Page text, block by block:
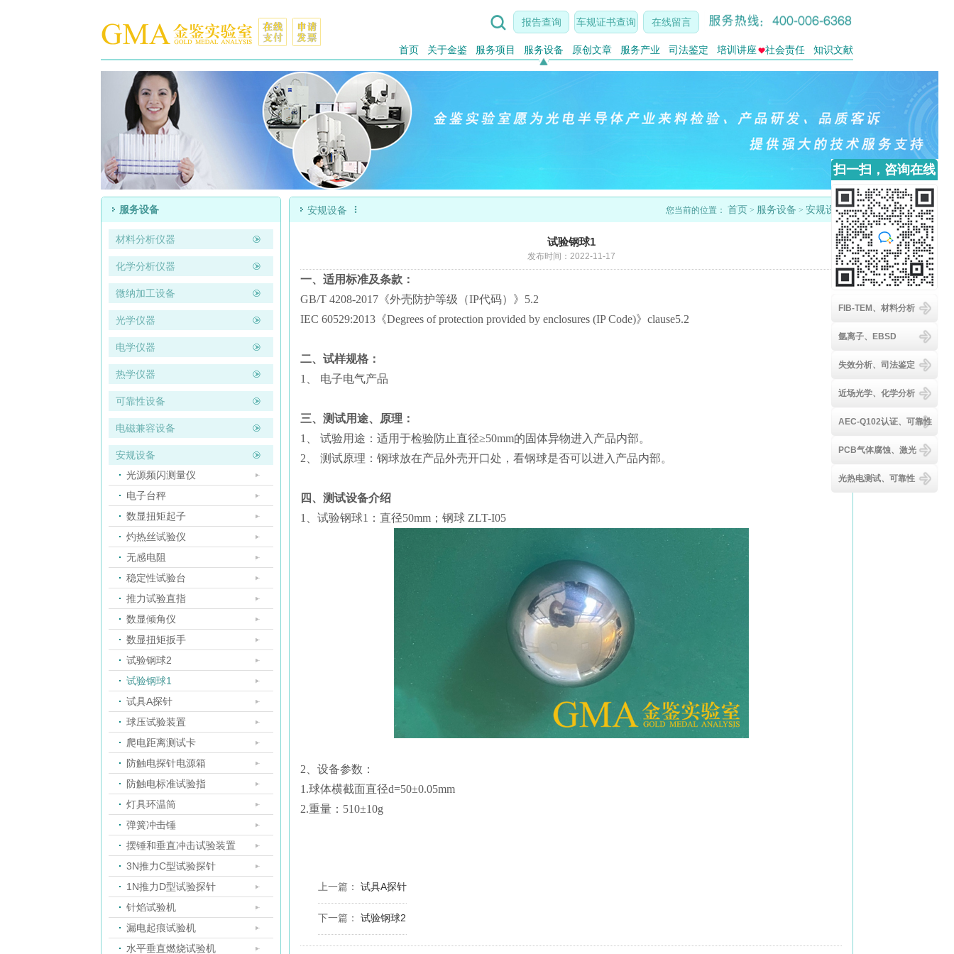
在线留言
车规证书查询
报告查询

首页 关于金鉴 服务项目 服务设备 原创文章 服务产业 司法鉴定 培训讲座 社会责任 知识文献
服务设备
材料分析仪器
化学分析仪器
微纳加工设备
光学仪器
电学仪器
热学仪器
可靠性设备
电磁兼容设备
安规设备
光源频闪测量仪
电子台秤
数显扭矩起子
灼热丝试验仪
无感电阻
稳定性试验台
推力试验直指
数显倾角仪
数显扭矩扳手
试验钢球2
试验钢球1
试具A探针
球压试验装置
爬电距离测试卡
防触电探针电源箱
防触电标准试验指
灯具环温筒
弹簧冲击锤
摆锤和垂直冲击试验装置
3N推力C型试验探针
1N推力D型试验探针
针焰试验机
漏电起痕试验机
水平垂直燃烧试验机
安规设备  您当前的位置： 首页 > 服务设备 > 安规设备
试验钢球1
发布时间：2022-11-17
一、适用标准及条款：
GB/T 4208-2017《外壳防护等级（IP代码）》5.2
IEC 60529:2013《Degrees of protection provided by enclosures (IP Code)》clause5.2
二、试样规格：
1、 电子电气产品
三、测试用途、原理：
1、 试验用途：适用于检验防止直径≥50mm的固体异物进入产品内部。
2、 测试原理：钢球放在产品外壳开口处，看钢球是否可以进入产品内部。
四、测试设备介绍
1、试验钢球1：直径50mm；钢球 ZLT-I05
2、设备参数：
1.球体横截面直径d=50±0.05mm
2.重量：510±10g
上一篇： 试具A探针
下一篇： 试验钢球2
扫一扫，咨询在线
客服
FIB-TEM、材料分析
氩离子、EBSD
失效分析、司法鉴定
近场光学、化学分析
AEC-Q102认证、可靠性
PCB气体腐蚀、激光
光热电测试、可靠性